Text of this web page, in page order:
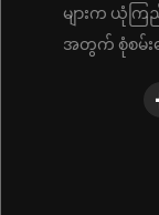
များက ယုံကြ
အတွက် စုံစမ်းမ